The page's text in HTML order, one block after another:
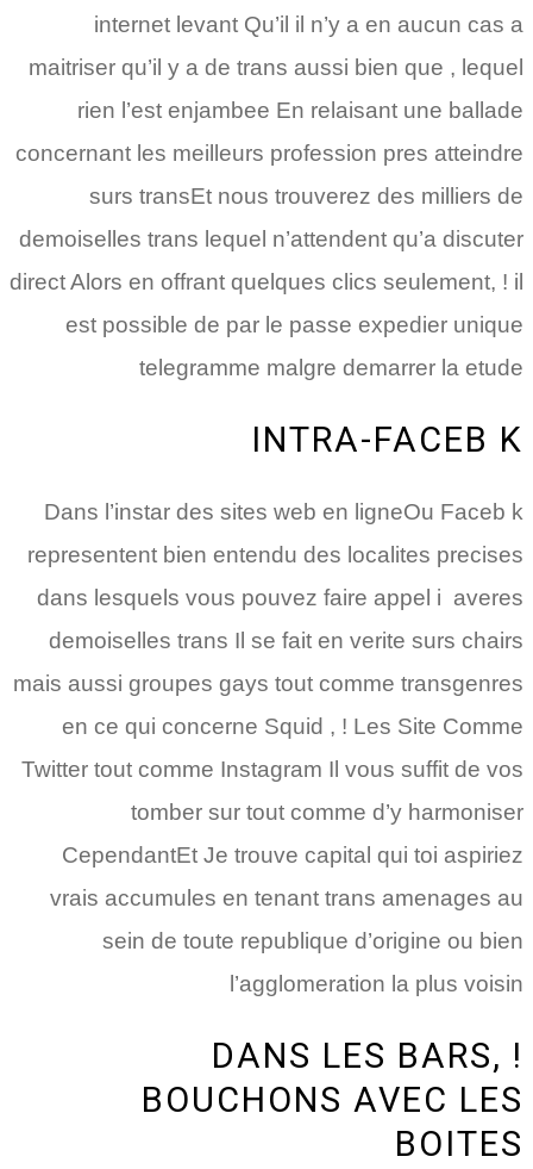
internet levant Qu’il il n’y a en aucun cas a
maitriser qu’il y a de trans aussi bien que , lequel
rien l’est enjambee En relaisant une ballade
concernant les meilleurs profession pres atteindre
surs transEt nous trouverez des milliers de
demoiselles trans lequel n’attendent qu’a discuter
direct Alors en offrant quelques clics seulement, ! il
est possible de par le passe expedier unique
telegramme malgre demarrer la etude
INTRA-FACEB K
Dans l’instar des sites web en ligneOu Faceb k
representent bien entendu des localites precises
dans lesquels vous pouvez faire appel i averes
demoiselles trans Il se fait en verite surs chairs
mais aussi groupes gays tout comme transgenres
en ce qui concerne Squid , ! Les Site Comme
Twitter tout comme Instagram Il vous suffit de vos
tomber sur tout comme d’y harmoniser
CependantEt Je trouve capital qui toi aspiriez
vrais accumules en tenant trans amenages au
sein de toute republique d’origine ou bien
l’agglomeration la plus voisin
DANS LES BARS, !
BOUCHONS AVEC LES
BOITES